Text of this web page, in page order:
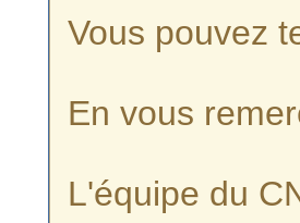
Vous pouvez
En vous
L'équipe du